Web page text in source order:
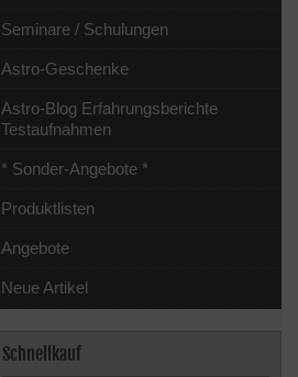
Seminare / Schulungen
Astro-Geschenke
Astro-Blog Erfahrungsberichte
Testaufnahmen
* Sonder-Angebote *
Produktlisten
Angebote
Neue Artikel
Schnellkauf